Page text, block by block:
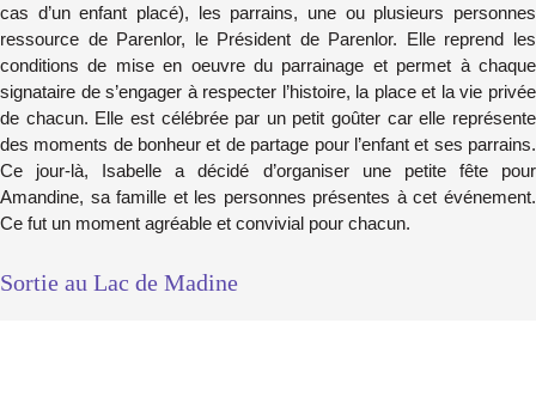
cas d’un enfant placé), les parrains, une ou plusieurs personnes
ressource de Parenlor, le Président de Parenlor. Elle reprend les
conditions de mise en oeuvre du parrainage et permet à chaque
signataire de s’engager à respecter l’histoire, la place et la vie privée
de chacun. Elle est célébrée par un petit goûter car elle représente
des moments de bonheur et de partage pour l’enfant et ses parrains.
Ce jour-là, Isabelle a décidé d’organiser une petite fête pour
Amandine, sa famille et les personnes présentes à cet événement.
Ce fut un moment agréable et convivial pour chacun.
Sortie au Lac de Madine